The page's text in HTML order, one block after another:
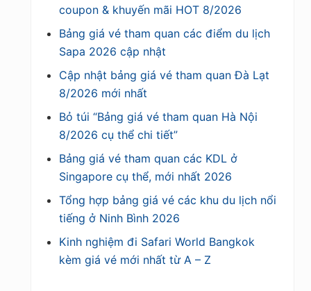
coupon & khuyến mãi HOT 8/2026
Bảng giá vé tham quan các điểm du lịch
Sapa 2026 cập nhật
Cập nhật bảng giá vé tham quan Đà Lạt
8/2026 mới nhất
Bỏ túi “Bảng giá vé tham quan Hà Nội
8/2026 cụ thể chi tiết”
Bảng giá vé tham quan các KDL ở
Singapore cụ thể, mới nhất 2026
Tổng hợp bảng giá vé các khu du lịch nổi
tiếng ở Ninh Bình 2026
Kinh nghiệm đi Safari World Bangkok
kèm giá vé mới nhất từ A – Z